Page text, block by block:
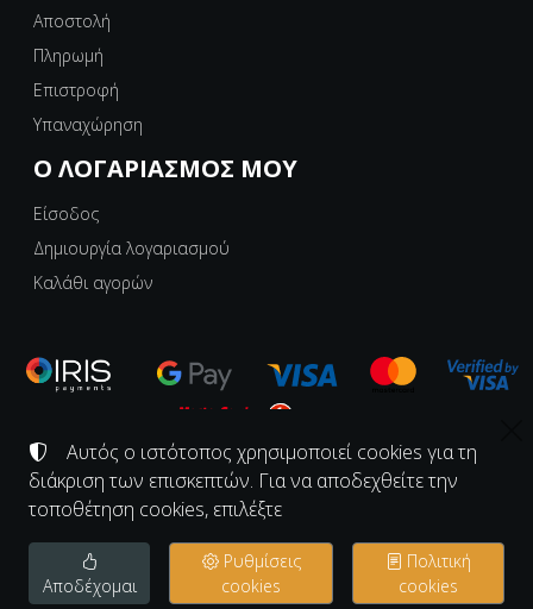
Αποστολή
Πληρωμή
Επιστροφή
Υπαναχώρηση
Ο ΛΟΓΑΡΙΑΣΜΌΣ ΜΟΥ
Είσοδος
Δημιουργία λογαριασμού
Καλάθι αγορών
©2008-2026 ΕΡΓΑΣΤΗΡΙΟ ΚΟΝΑΚΙ - KONAKI.GR
Αριθμός ΓΕΜΗ: 139997726000
Ρυθμίσεις cookies
Αυτός ο ιστότοπος χρησιμοποιεί cookies για τη
διάκριση των επισκεπτών. Για να αποδεχθείτε την
τοποθέτηση cookies, επιλέξτε
Αποδέχομαι
Ρυθμίσεις
cookies
Πολιτική
cookies